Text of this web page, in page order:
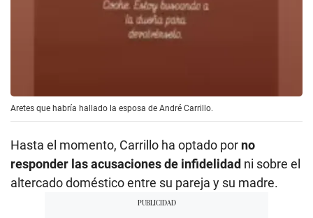
Aretes que habría hallado la esposa de André Carrillo.
Hasta el momento, Carrillo ha optado por no
responder las acusaciones de infidelidad ni sobre el
altercado doméstico entre su pareja y su madre.